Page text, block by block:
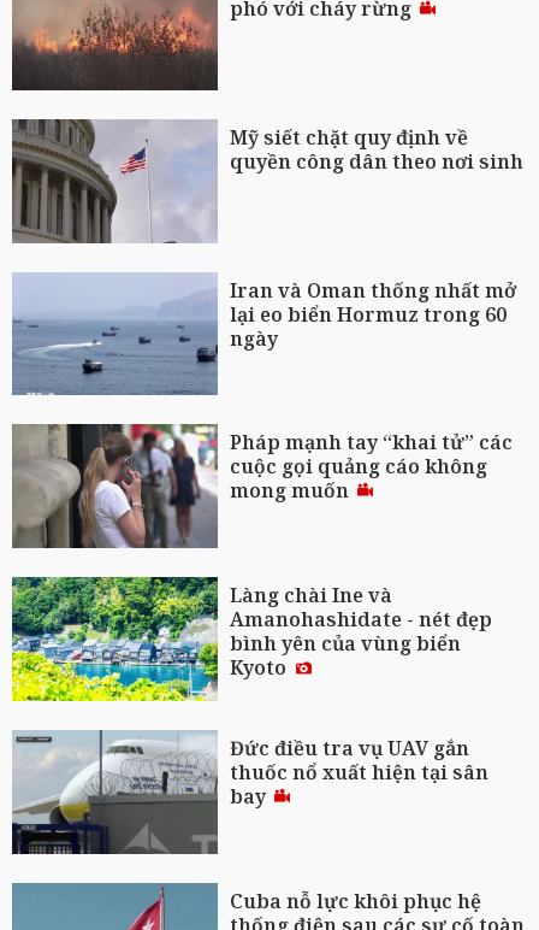
phó với cháy rừng
Mỹ siết chặt quy định về
quyền công dân theo nơi sinh
Iran và Oman thống nhất mở
lại eo biển Hormuz trong 60
ngày
Pháp mạnh tay “khai tử” các
cuộc gọi quảng cáo không
mong muốn
Làng chài Ine và
Amanohashidate - nét đẹp
bình yên của vùng biển
Kyoto
Đức điều tra vụ UAV gắn
thuốc nổ xuất hiện tại sân
bay
Cuba nỗ lực khôi phục hệ
thống điện sau các sự cố toàn